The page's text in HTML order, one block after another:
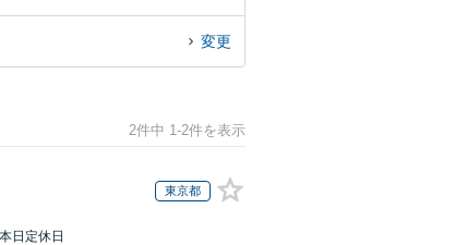
変更
2件中 1-2件を表示
東京都
日定休日